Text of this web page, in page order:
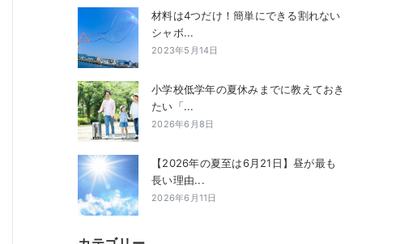
材料は4つだけ！簡単にできる割れない
シャボ...
2023年5月14日
小学校低学年の夏休みまでに教えておき
たい「...
2026年6月8日
【2026年の夏至は6月21日】昼が最も
長い理由...
2026年6月11日